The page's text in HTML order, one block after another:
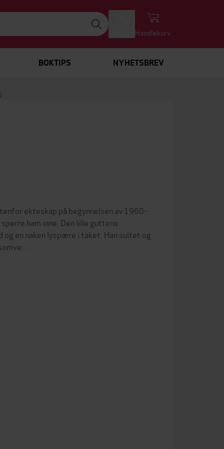
Handlekurv
BOKTIPS NYHETSBREV
ekteskap på begynnelsen av 1960-
ham inne. Den lille guttens
en naken lyspære i taket. Han sultet og